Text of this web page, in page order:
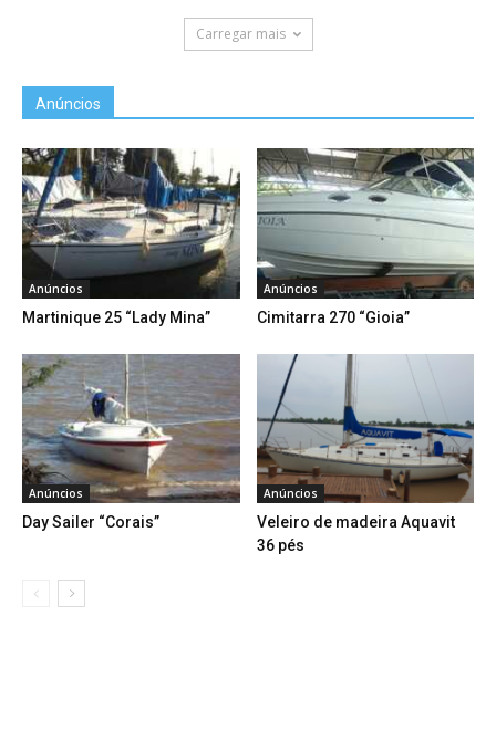
Carregar mais
Anúncios
Anúncios
Martinique 25 “Lady Mina”
Anúncios
Cimitarra 270 “Gioia”
Anúncios
Day Sailer “Corais”
Anúncios
Veleiro de madeira Aquavit
36 pés